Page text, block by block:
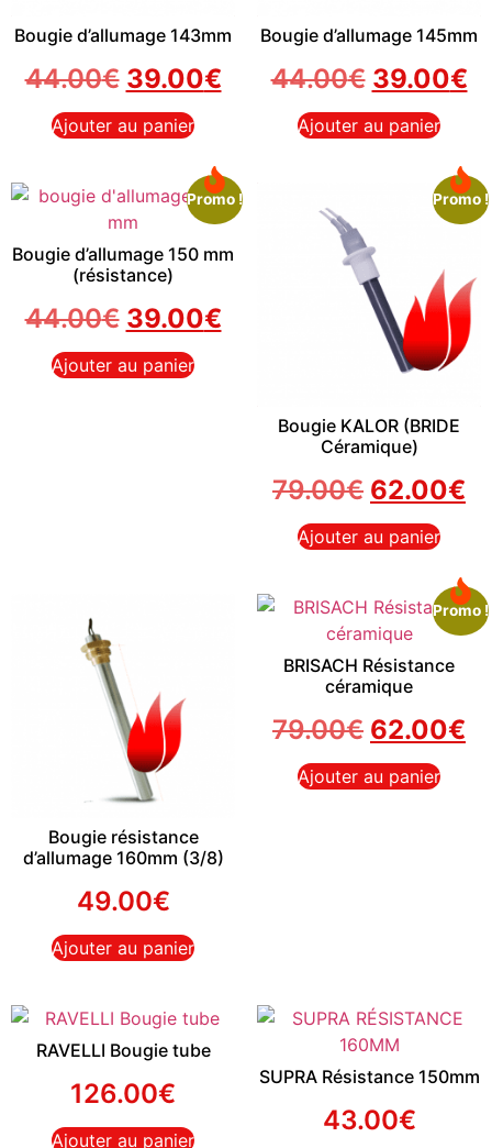
Bougie d’allumage 143mm
44.00€ 39.00€
Ajouter au panier
Bougie d’allumage 145mm
44.00€ 39.00€
Ajouter au panier
Promo !
Bougie d’allumage 150 mm
(résistance)
44.00€ 39.00€
Ajouter au panier
Promo !
Bougie KALOR (BRIDE
Céramique)
79.00€ 62.00€
Ajouter au panier
Bougie résistance
d’allumage 160mm (3/8)
49.00€
Ajouter au panier
Promo !
BRISACH Résistance
céramique
79.00€ 62.00€
Ajouter au panier
RAVELLI Bougie tube
126.00€
Ajouter au panier
SUPRA Résistance 150mm
43.00€